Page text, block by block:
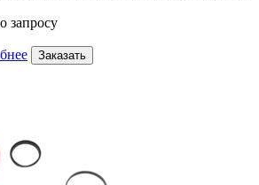
запросу
Заказать